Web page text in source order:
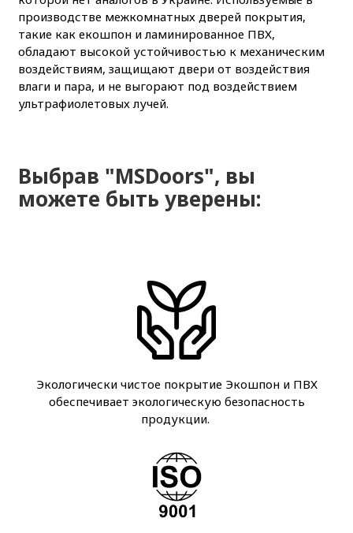
производстве межкомнатных дверей покрытия,
такие как екошпон и ламинированное ПВХ,
обладают высокой устойчивостью к механическим
воздействиям, защищают двери от воздействия
влаги и пара, и не выгорают под воздействием
ультрафиолетовых лучей.
Выбрав "MSDoors", вы
можете быть уверены:
Экологически чистое покрытие Экошпон и ПВХ
обеспечивает экологическую безопасность
продукции.